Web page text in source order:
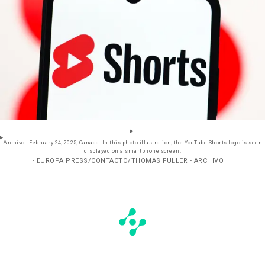
Archivo - February 24, 2025, Canada: In this photo illustration, the YouTube Shorts logo is seen
displayed on a smartphone screen.
- EUROPA PRESS/CONTACTO/THOMAS FULLER - ARCHIVO